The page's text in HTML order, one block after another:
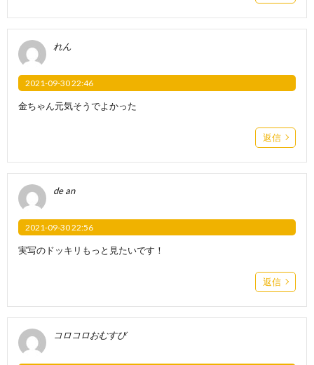
れん
2021-09-30 22:46
金ちゃん元気そうでよかった
返信
de an
2021-09-30 22:56
実写のドッキリもっと見たいです！
返信
コロコロおむすび